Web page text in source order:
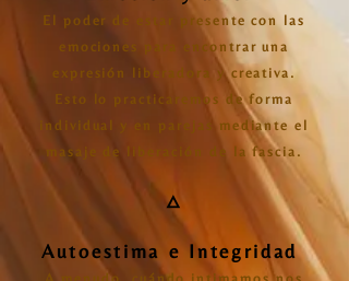
El poder de estar presente con las
emociones para encontrar una
expresión liberadora y creativa.
Esto lo practicaremos de forma
individual y en parejas mediante el
masaje de liberación de la fascia.
🜂
Autoestima e Integridad